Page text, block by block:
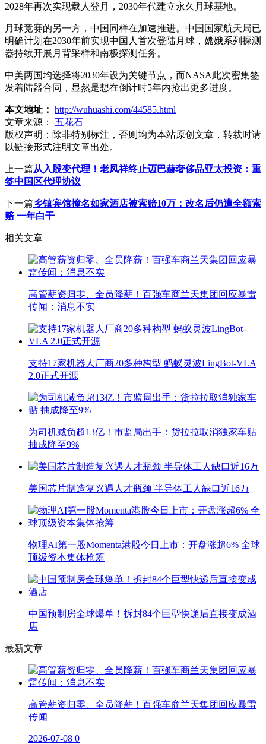
2028年再次实现载人登月，2030年代建立永久月球基地。
月球竞赛的另一方，中国同样在加速推进。中国国家航天局已
明确计划在2030年前实现中国人首次登陆月球，嫦娥系列探测
器持续开展月背采样和南极探测任务。
中美两国均选择将2030年设为关键节点，而NASA此次密集签
发着陆器合同，显然是想在倒计时5年内抢出更多进度。
本文地址： http://wuhuashi.com/44585.html
文章来源：
五花石
版权声明： 除非特别标注，否则均为本站原创文章，转载时请
以链接形式注明文章出处。
上一篇从入股变代理！老凤祥终止迈巴赫奢侈品亚太投资：重
签中国区代理协议
下一篇乡镇宾馆撞名如家酒店被索赔10万：改名后仍遭全额索
赔 一年白干
相关文章
高管薪资归零、全员降薪！百强车商兰天集团回应暴雷
传闻：消息不实
支持17家机器人厂商20多种构型 蚂蚁灵波LingBot-VLA
2.0正式开源
为司机减负超13亿！市监局出手：货拉拉取消独家车贴
抽成降至9%
美国芯片制造复兴遇人才瓶颈 半导体工人缺口近16万
物理AI第一股Momenta港股今日上市：开盘涨超6% 全球
顶级资本集体抢筹
中国预制房全球爆单！拆封84个巨型快递后直接变成酒
店
最新文章
高管薪资归零、全员降薪！百强车商兰天集团回应暴雷
传闻
2026-07-08 0